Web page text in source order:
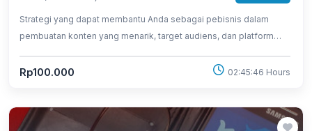
Strategi yang dapat membantu Anda sebagai pebisnis dalam
pembuatan konten yang menarik, target audiens, dan platform
Rp100.000 02:45:46 Hours